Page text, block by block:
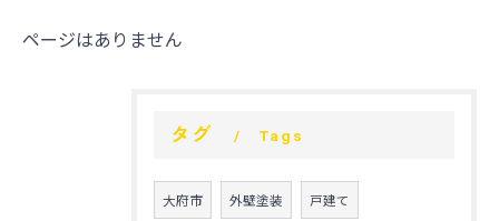
ページはありません
タグ Tags
大府市 外壁塗装 戸建て